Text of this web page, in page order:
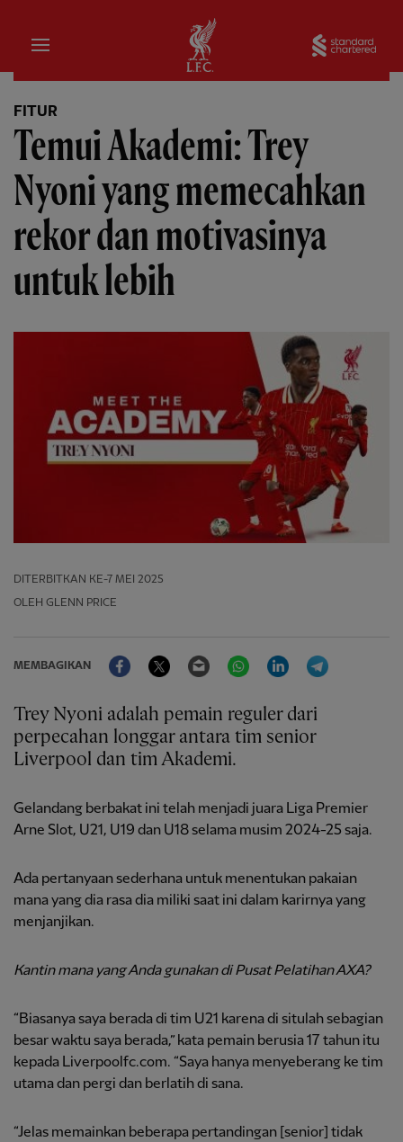
Rumah
FITUR
Temui Akademi: Trey
Nyoni yang memecahkan
rekor dan motivasinya
untuk lebih
DITERBITKAN KE-7 MEI 2025
OLEH GLENN PRICE
MEMBAGIKAN
FacebookTwitter Email WhatsAppLinkedIn
Trey Nyoni adalah pemain reguler dari
perpecahan longgar antara tim senior
Liverpool dan tim Akademi.
Gelandang berbakat ini telah menjadi juara Liga Premier
Arne Slot, U21, U19 dan U18 selama musim 2024-25 saja.
Ada pertanyaan sederhana untuk menentukan pakaian
mana yang dia rasa dia miliki saat ini dalam karirnya yang
menjanjikan.
Kantin mana yang Anda gunakan di Pusat Pelatihan AXA?
“Biasanya saya berada di tim U21 karena di situlah sebagian
besar waktu saya berada,” kata pemain berusia 17 tahun itu
kepada Liverpoolfc.com. “Saya hanya menyeberang ke tim
utama dan pergi dan berlatih di sana.
“Jelas memainkan beberapa pertandingan [senior] tidak